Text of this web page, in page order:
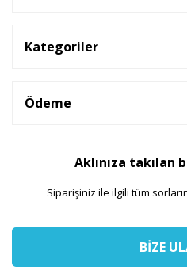
Kategoriler
Ödeme
Aklınıza takılan
Siparişiniz ile ilgili tüm
BİZE